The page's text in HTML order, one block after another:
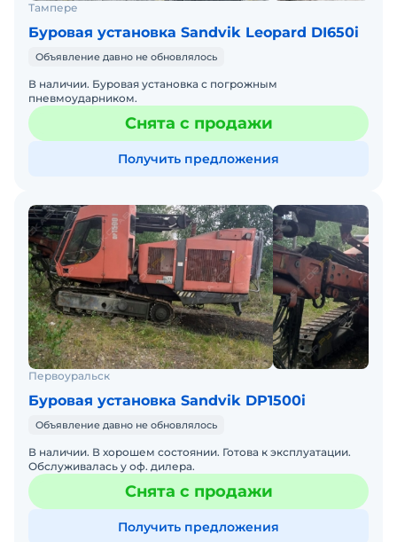
Тампере
Буровая установка Sandvik Leopard DI650i
Объявление давно не обновлялось
В наличии. Буровая установка с погрожным
пневмоударником.
Снята с продажи
Получить предложения
Первоуральск
Буровая установка Sandvik DP1500i
Объявление давно не обновлялось
В наличии. В хорошем состоянии. Готова к эксплуатации.
Обслуживалась у оф. дилера.
Снята с продажи
Получить предложения